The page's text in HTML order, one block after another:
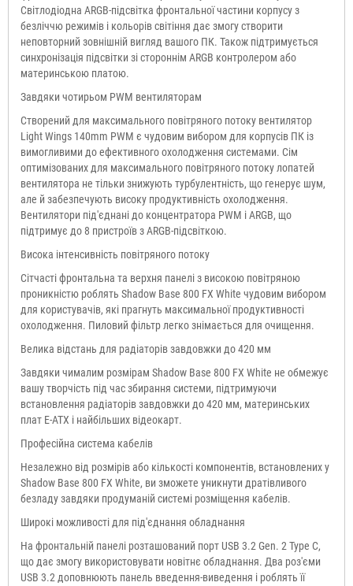
Світлодіодна ARGB-підсвітка фронтальної частини корпусу з
безліччю режимів і кольорів світіння дає змогу створити
неповторний зовнішній вигляд вашого ПК. Також підтримується
синхронізація підсвітки зі стороннім ARGB контролером або
материнською платою.
Завдяки чотирьом PWM вентиляторам
Створений для максимального повітряного потоку вентилятор
Light Wings 140mm PWM є чудовим вибором для корпусів ПК із
вимогливими до ефективного охолодження системами. Сім
оптимізованих для максимального повітряного потоку лопатей
вентилятора не тільки знижують турбулентність, що генерує шум,
але й забезпечують високу продуктивність охолодження.
Вентилятори під'єднані до концентратора PWM і ARGB, що
підтримує до 8 пристроїв з ARGB-підсвіткою.
Висока інтенсивність повітряного потоку
Сітчасті фронтальна та верхня панелі з високою повітряною
проникністю роблять Shadow Base 800 FX White чудовим вибором
для користувачів, які прагнуть максимальної продуктивності
охолодження. Пиловий фільтр легко знімається для очищення.
Велика відстань для радіаторів завдовжки до 420 мм
Завдяки чималим розмірам Shadow Base 800 FX White не обмежує
вашу творчість під час збирання системи, підтримуючи
встановлення радіаторів завдовжки до 420 мм, материнських
плат E-ATX і найбільших відеокарт.
Професійна система кабелів
Незалежно від розмірів або кількості компонентів, встановлених у
Shadow Base 800 FX White, ви зможете уникнути дратівливого
безладу завдяки продуманій системі розміщення кабелів.
Широкі можливості для під'єднання обладнання
На фронтальній панелі розташований порт USB 3.2 Gen. 2 Type C,
що дає змогу використовувати новітнє обладнання. Два роз'єми
USB 3.2 доповнюють панель введення-виведення і роблять її